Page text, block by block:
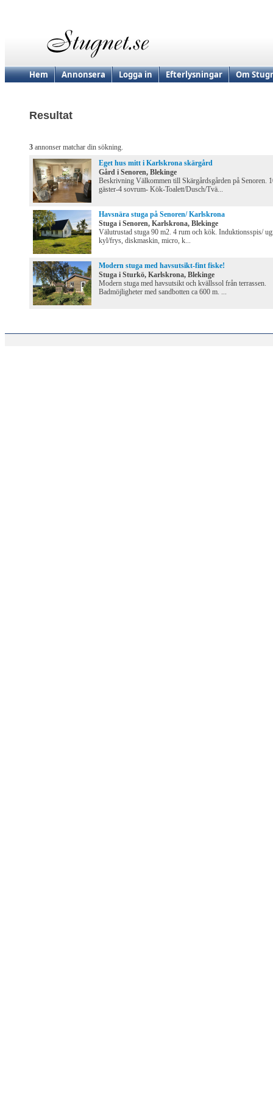
Hem Annonsera Logga in Efterlysningar Om
Resultat
3 annonser matchar din sökning.
Eget hus mitt i Karlskrona skärgård
Gård i Senoren, Blekinge
Beskrivning Välkommen till Skärgårdsgården på Senoren.
gäster-4 sovrum- Kök-Toalett/Dusch/Tvä...
Havsnära stuga på Senoren/ Karlskrona
Stuga i Senoren, Karlskrona, Blekinge
Välutrustad stuga 90 m2. 4 rum och kök. Induktionsspis/
kyl/frys, diskmaskin, micro, k...
Modern stuga med havsutsikt-fint fiske!
Stuga i Sturkö, Karlskrona, Blekinge
Modern stuga med havsutsikt och kvällssol från terrassen.
Badmöjligheter med sandbotten ca 600 m. ...